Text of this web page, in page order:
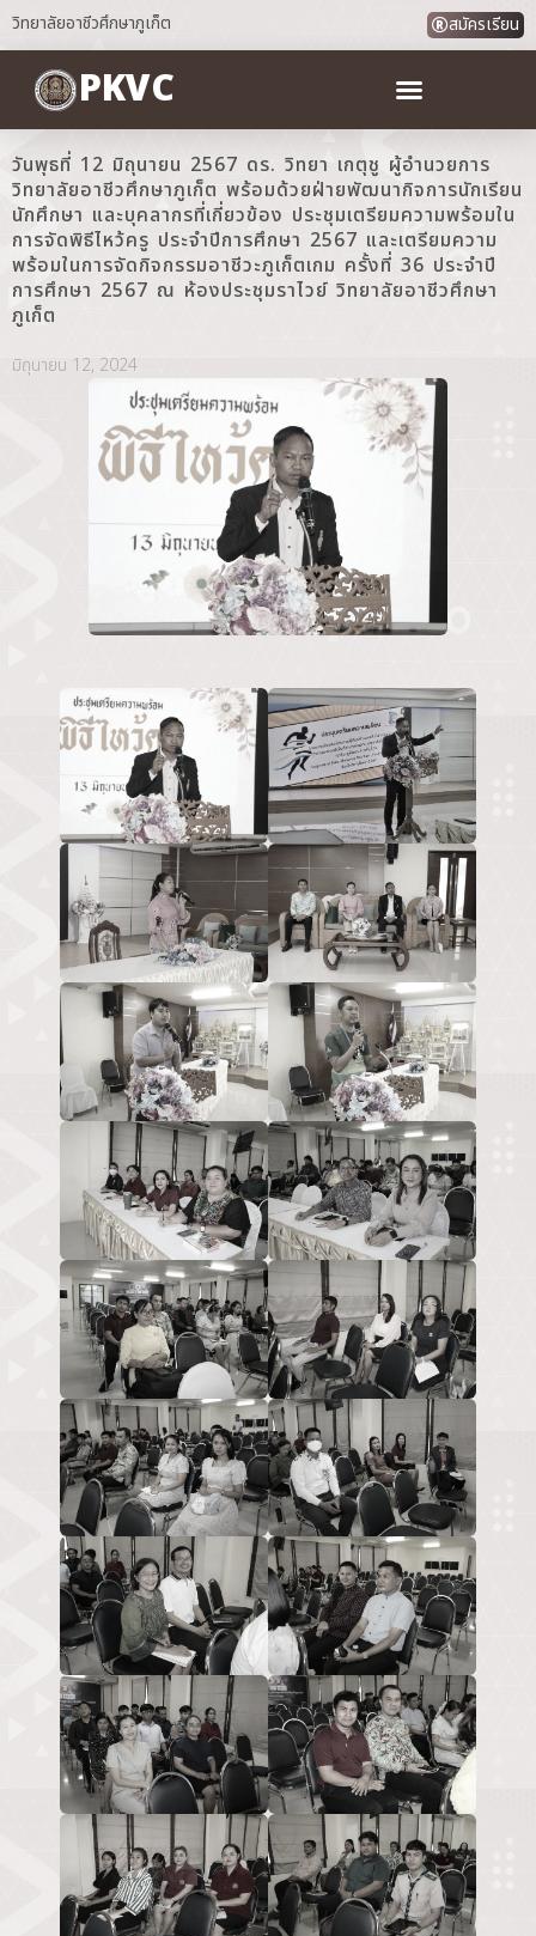
วิทยาลัยอาชีวศึกษาภูเก็ต สมัครเรียน
PKVC
วันพุธที่ 12 มิถุนายน 2567 ดร. วิทยา เกตุชู ผู้อำนวยการ
วิทยาลัยอาชีวศึกษาภูเก็ต พร้อมด้วยฝ่ายพัฒนากิจการนักเรียน
นักศึกษา และบุคลากรที่เกี่ยวข้อง ประชุมเตรียมความพร้อมใน
การจัดพิธีไหว้ครู ประจำปีการศึกษา 2567 และเตรียมความ
พร้อมในการจัดกิจกรรมอาชีวะภูเก็ตเกม ครั้งที่ 36 ประจำปี
การศึกษา 2567 ณ ห้องประชุมราไวย์ วิทยาลัยอาชีวศึกษา
ภูเก็ต
มิถุนายน 12, 2024